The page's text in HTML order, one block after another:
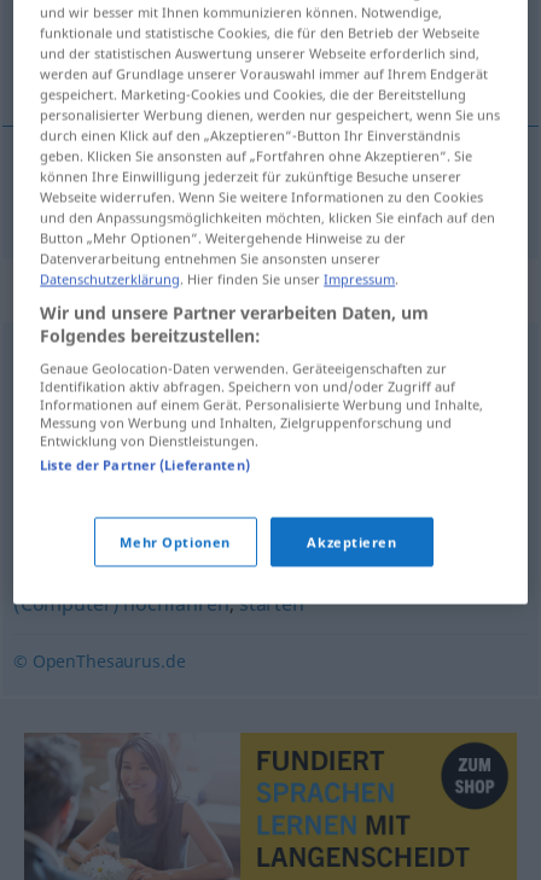
Übersicht aller Übersetzungen
(Für mehr Details die Übersetzung anklicken/antippen)
anwerfenMotor→ siehe „anlassen“
Synonyme für "anwerfen"
anlassen (Motor),einschalten,anmachen (ugs.),
anstellen,starten
anstiften,hervorrufen,auslösen
herbeiführen
(Computer) hochfahren,starten
© OpenThesaurus.de
und wir besser mit Ihnen kommunizieren können. Notwendige,
funktionale und statistische Cookies, die für den Betrieb der Webseite
und der statistischen Auswertung unserer Webseite erforderlich sind,
werden auf Grundlage unserer Vorauswahl immer auf Ihrem Endgerät
gespeichert. Marketing-Cookies und Cookies, die der Bereitstellung
personalisierter Werbung dienen, werden nur gespeichert, wenn Sie uns
durch einen Klick auf den „Akzeptieren“-Button Ihr Einverständnis
geben. Klicken Sie ansonsten auf „Fortfahren ohne Akzeptieren“. Sie
können Ihre Einwilligung jederzeit für zukünftige Besuche unserer
Webseite widerrufen. Wenn Sie weitere Informationen zu den Cookies
und den Anpassungsmöglichkeiten möchten, klicken Sie einfach auf den
Button „Mehr Optionen“. Weitergehende Hinweise zu der
Datenverarbeitung entnehmen Sie ansonsten unserer
Datenschutzerklärung. Hier finden Sie unserImpressum.
Wir und unsere Partner verarbeiten Daten, um
Folgendes bereitzustellen:
Genaue Geolocation-Daten verwenden. Geräteeigenschaften zur
Identifikation aktiv abfragen. Speichern von und/oder Zugriff auf
Informationen auf einem Gerät. Personalisierte Werbung und Inhalte,
Messung von Werbung und Inhalten, Zielgruppenforschung und
Entwicklung von Dienstleistungen.
Liste der Partner (Lieferanten)
Mehr Optionen Akzeptieren